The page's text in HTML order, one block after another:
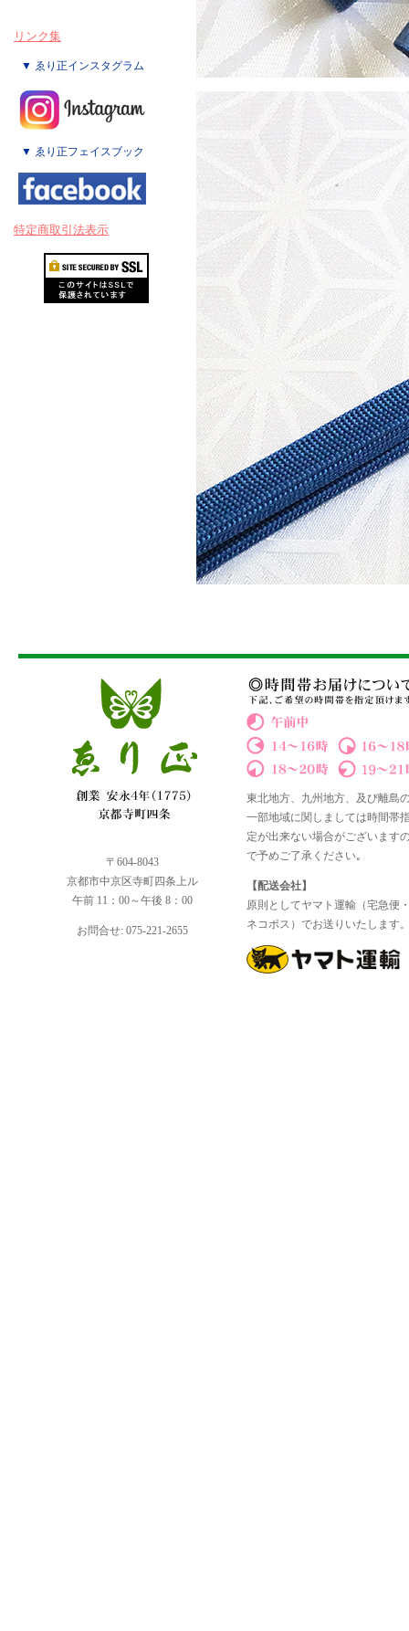
リンク集
▼ ゑり正インスタグラム
▼ ゑり正フェイスブック
特定商取引法表示
〒604-8043
京都市中京区寺町四条上ル
午前 11：00～午後 8：00
お問合せ: 075-221-2655
東北地方、九州地方、及び離島
一部地域に関しましては時間帯
定が出来ない場合がございます
で予めご了承ください｡
【配送会社】
原則としてヤマト運輸（宅急便
ネコポス）でお送りいたします